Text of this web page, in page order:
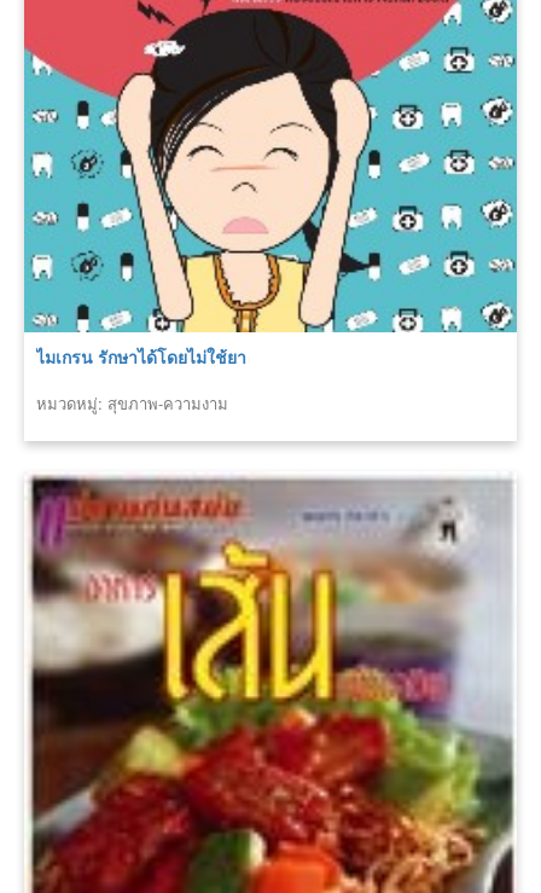
ไมเกรน รักษาได้โดยไม่ใช้ยา
หมวดหมู่: สุขภาพ-ความงาม